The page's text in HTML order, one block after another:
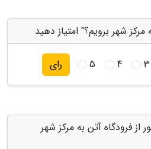
مرکز شهر برویم؟" امتیاز دهید
3
4
5 رای
از فرودگاه آتن به مرکز شهر